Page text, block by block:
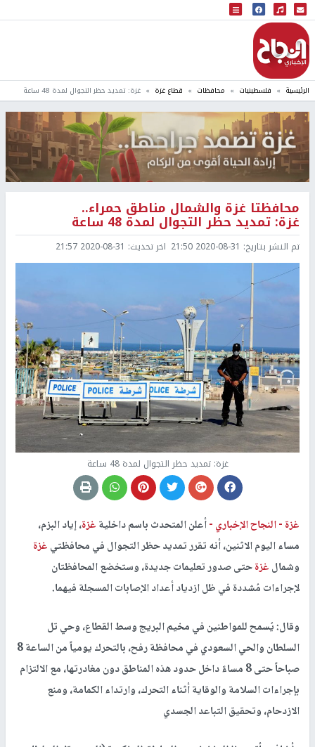
البث المباشر
إذاعة النجاح
الرئيسية فلسطينيات محافظات قطاع غزة غزة: تمديد حظر التجوال لمدة 48 ساعة
محافظتا غزة والشمال مناطق حمراء..
غزة: تمديد حظر التجوال لمدة 48 ساعة
تم النشر بتاريخ: 2020-08-31 21:50 اخر تحديث: 2020-08-31 21:57
غزة: تمديد حظر التجوال لمدة 48 ساعة
غزة -النجاح الإخباري -أعلن المتحدث باسم داخليةغزة، إياد البزم،
مساء اليوم الاثنين، أنه تقرر تمديد حظر التجوال في محافظتيغزة
وشمالغزةحتى صدور تعليمات جديدة، وستخضع المحافظتان
لإجراءات مُشددة في ظل ازدياد أعداد الإصابات المسجلة فيهما.
وقال: يُسمح للمواطنين في مخيم البريج وسط القطاع، وحي تل
السلطان والحي السعودي في محافظة رفح، بالتحرك يومياً من الساعة 8
صباحاً حتى 8 مساءً داخل حدود هذه المناطق دون مغادرتها، مع الالتزام
بإجراءات السلامة والوقاية أثناء التحرك، وارتداء الكمامة، ومنع
الازدحام، وتحقيق التباعد الجسدي